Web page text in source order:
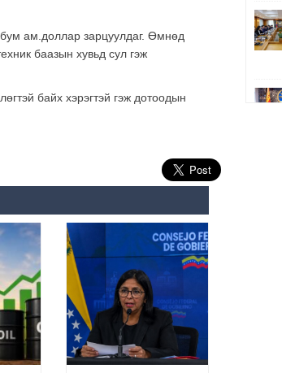
ам.доллар зарцуулдаг. Өмнөд
баазын хувьд сул гэж
байх хэрэгтэй гэж дотоодын